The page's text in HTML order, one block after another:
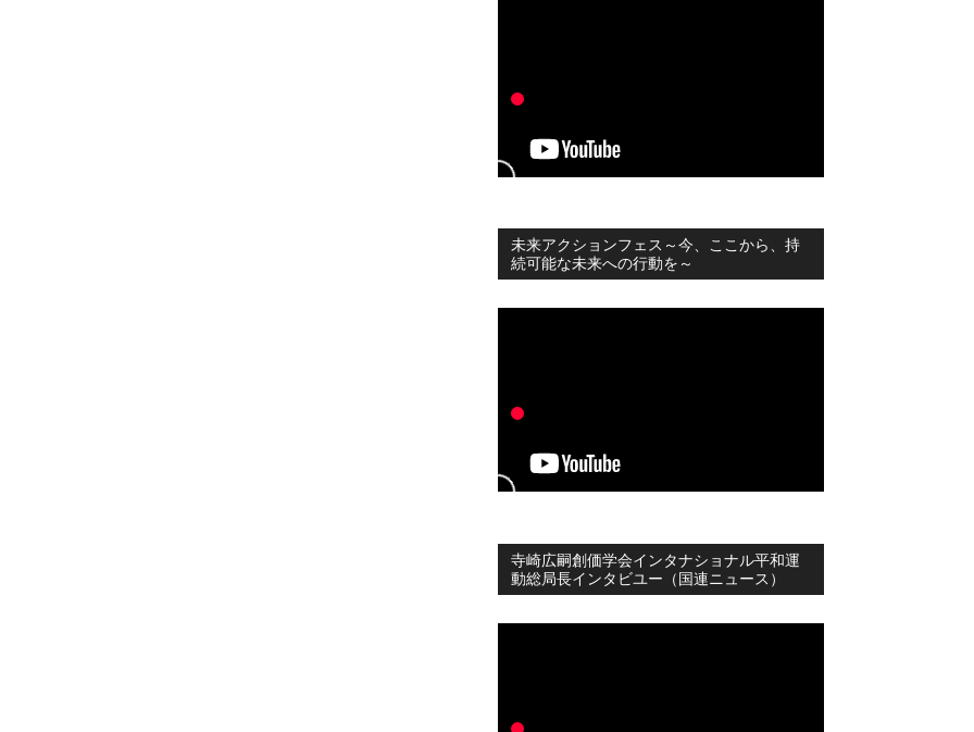
未来アクションフェス～今、ここから、持
続可能な未来への行動を～
寺崎広嗣創価学会インタナショナル平和運
動総局長インタビユー（国連ニュース）